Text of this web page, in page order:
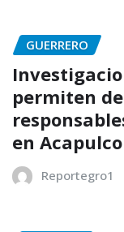
GUERRERO
permiten
en Acapulco
Reportegro1